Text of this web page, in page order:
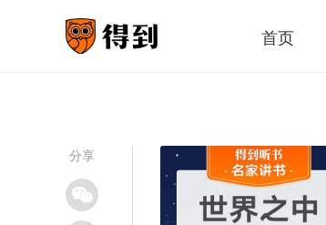
首页
分享